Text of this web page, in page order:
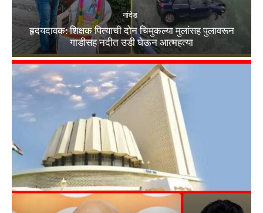
नांदेड
हृदयदावक: शिक्षक पित्याची दोन चिमुकल्या मुलांसह पुलावरून
गाडीसह नदीत उडी घेऊन आत्महत्या